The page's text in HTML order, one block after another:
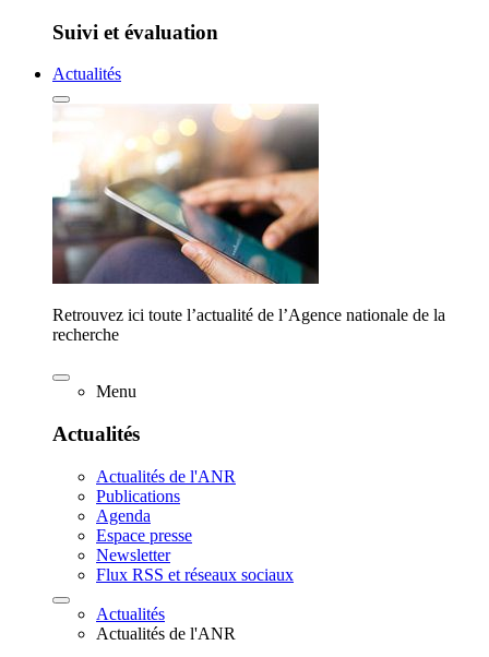
Suivi et évaluation
Actualités
Retrouvez ici toute l’actualité de l’Agence nationale de la
recherche
Menu
Actualités
Actualités de l'ANR
Publications
Agenda
Espace presse
Newsletter
Flux RSS et réseaux sociaux
Actualités
Actualités de l'ANR